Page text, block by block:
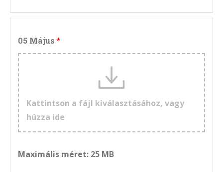
05 Május
Kattintson a fájl kiválasztásához, vagy
húzza ide
Maximális méret: 25 MB